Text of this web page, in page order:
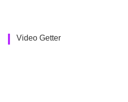
Video Getter